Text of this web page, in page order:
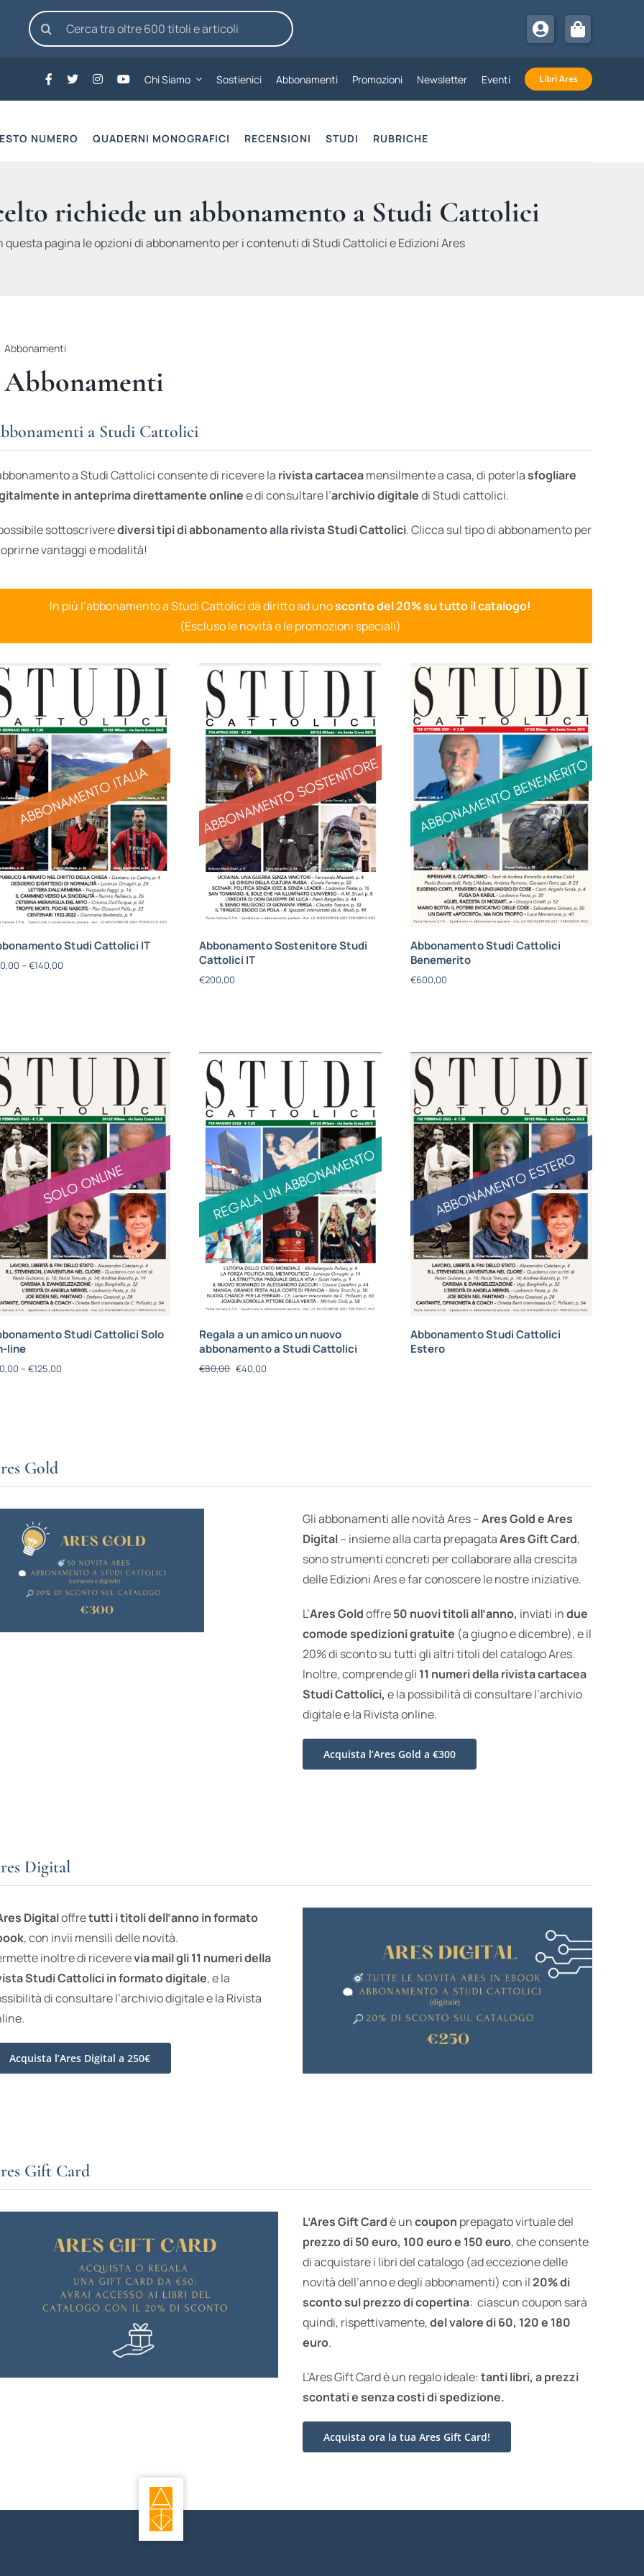
Cerca
per:
Chi Siamo Sostienici Abbonamenti Promozioni Newsletter Eventi Libri Ares
NUMERO QUADERNI MONOGRAFICI RECENSIONI STUDI RUBRICHE
richiede un abbonamento a Studi Cattolici
questa pagina le opzioni di abbonamento per i contenuti di Studi Cattolici e Edizioni Ares
Abbonamenti
Abbonamenti
a Studi Cattolici
a Studi Cattolici consente di ricevere la rivista cartaceamensilmente a casa, di poterlasfogliare
in anteprima direttamente onlinee di consultare l’archivio digitaledi Studi cattolici.
sottoscriverediversi tipi di abbonamento alla rivista Studi Cattolici. Clicca sul tipo di abbonamento per
vantaggi e modalità!
In più l’abbonamento a Studi Cattolici dà diritto ad unosconto del 20% su tutto il catalogo!
(Escluso le novità e le promozioni speciali)
Studi Cattolici IT
– €140,00
Abbonamento Sostenitore Studi
Cattolici IT
€200,00
Abbonamento Studi Cattolici
Benemerito
€600,00
Studi Cattolici Solo
line
– €125,00
Regala a un amico un nuovo
abbonamento a Studi Cattolici
€80,00 €40,00
Abbonamento Studi Cattolici
Estero
Gold
Gli abbonamenti alle novità Ares –Ares Gold e Ares
Digital– insieme alla carta prepagataAres Gift Card,
sono strumenti concreti per collaborare alla crescita
delle Edizioni Ares e far conoscere le nostre iniziative.
L’Ares Goldoffre50 nuovi titoli all’anno, inviati indue
comode spedizioni gratuite (a giugno e dicembre), e il
20% di sconto su tutti gli altri titoli del catalogo Ares.
Inoltre, comprende gli 11 numeri della rivista cartacea
Studi Cattolici, e la possibilità di consultare l’archivio
digitale e la Rivista online.
Acquista l’Ares Gold a €300
Digital
Digitaloffretutti i titoli dell’anno in formato
, con invii mensili delle novità.
inoltre di riceverevia mail gli 11 numeri della
Studi Cattolici in formato digitale, e la
di consultare l’archivio digitale e la Rivista
Acquista l’Ares Digital a 250€
Gift Card
L’Ares Gift Cardè uncoupon prepagato virtuale del
prezzo di 50 euro, 100 euro e 150 euro, che consente
di acquistare i libri del catalogo (ad eccezione delle
novità dell’anno e degli abbonamenti) con il20% di
sconto sul prezzo di copertina: ciascun coupon sarà
quindi, rispettivamente,del valore di 60, 120 e 180
euro.
L’Ares Gift Card è un regalo ideale: tanti libri, a prezzi
scontati esenza costi di spedizione.
Acquista ora la tua Ares Gift Card!